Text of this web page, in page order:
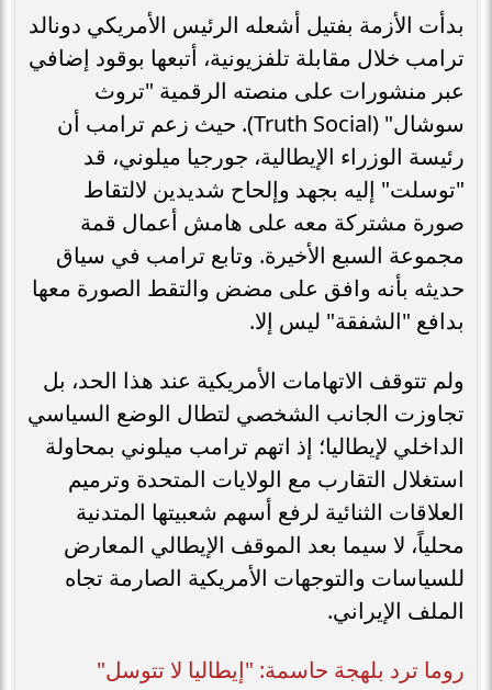
بدأت الأزمة بفتيل أشعله الرئيس الأمريكي دونالد
ترامب خلال مقابلة تلفزيونية، أتبعها بوقود إضافي
عبر منشورات على منصته الرقمية "تروث
سوشال" (Truth Social). حيث زعم ترامب أن
رئيسة الوزراء الإيطالية، جورجيا ميلوني، قد
"توسلت" إليه بجهد وإلحاح شديدين لالتقاط
صورة مشتركة معه على هامش أعمال قمة
مجموعة السبع الأخيرة. وتابع ترامب في سياق
حديثه بأنه وافق على مضض والتقط الصورة معها
بدافع "الشفقة" ليس إلا.
ولم تتوقف الاتهامات الأمريكية عند هذا الحد، بل
تجاوزت الجانب الشخصي لتطال الوضع السياسي
الداخلي لإيطاليا؛ إذ اتهم ترامب ميلوني بمحاولة
استغلال التقارب مع الولايات المتحدة وترميم
العلاقات الثنائية لرفع أسهم شعبيتها المتدنية
محلياً، لا سيما بعد الموقف الإيطالي المعارض
للسياسات والتوجهات الأمريكية الصارمة تجاه
الملف الإيراني.
​روما ترد بلهجة حاسمة: "إيطاليا لا تتوسل"